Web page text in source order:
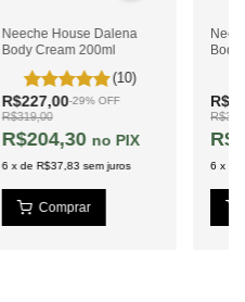
Neeche House Dalena
Body Cream 200ml
(10)
R$227,00-29% OFF
R$319,00
R$204,30 PIX
6 xde R$37,83 sem juros
Body
6 x